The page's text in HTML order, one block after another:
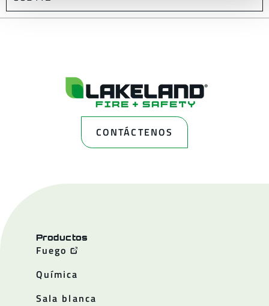
CONTÁCTENOS
Productos
Fuego
Química
Sala blanca